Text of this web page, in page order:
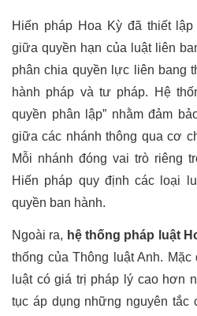
Hiến pháp Hoa Kỳ đã thiết
giữa quyền hạn của luật liên
phân chia quyền lực liên bang
hành pháp và tư pháp. Hệ
quyền phân lập” nhằm đảm
giữa các nhánh thông qua cơ
Mỗi nhánh đóng vai trò riêng
Hiến pháp quy định các loại
quyền ban hành.
Ngoài ra, hệ thống pháp luật
thống của Thông luật Anh.
luật có giá trị pháp lý cao hơn
tục áp dụng những nguyên tắc